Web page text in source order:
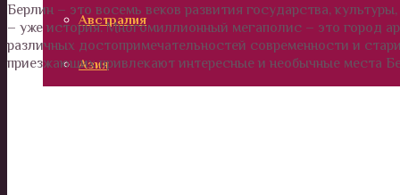
Австралия
Азия
Берлин – это восемь веков развития государства,
– уже история. Многомиллионный мегаполис – это город
различных достопримечательностей современности и
приезжающих привлекают интересные и необычные места